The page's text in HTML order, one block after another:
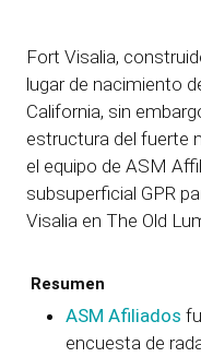
Fort Visalia,
lugar de nacimiento
California, sin
estructura del fuerte
el equipo de ASM
subsuperficial GPR
Visalia en The Old
Resumen
ASM Afiliados
encuesta de